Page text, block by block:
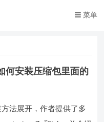
菜单
何安装压缩包里面的
法展开，作者提供了多